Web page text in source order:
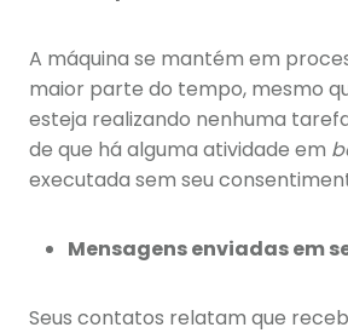
A máquina se mantém em
maior parte do tempo, mesmo
esteja realizando nenhuma
de que há alguma atividade em
executada sem seu
Mensagens enviadas em
Seus contatos relatam que